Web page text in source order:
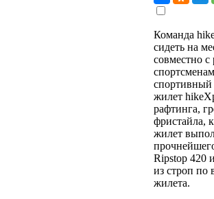
Команда
сидеть на
совместно
спортивный
жилет
рафтинга,
фристайла,
жилет
Ripstop 420
из строп по
жилета.